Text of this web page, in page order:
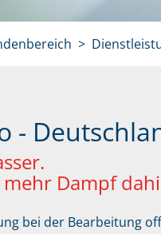
-
Dampf
bei der Bearbeitung